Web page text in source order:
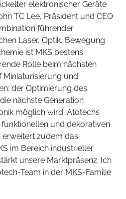
elektronischer Geräte
TC Lee, Präsident und CEO
führender
Laser, Optik, Bewegung
ist MKS bestens
Rolle beim nächsten
Miniaturisierung und
der Optimierung des
nächste Generation
möglich wird. Atotechs
und dekorativen
zudem das
im Bereich industrieller
unsere Marktpräsenz. Ich
Team in der MKS-Familie